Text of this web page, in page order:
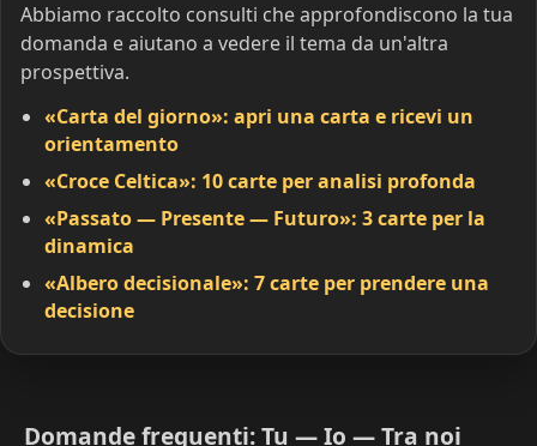
Abbiamo raccolto consulti che approfondiscono la tua
domanda e aiutano a vedere il tema da un'altra
prospettiva.
«Carta del giorno»: apri una carta e ricevi un
orientamento
«Croce Celtica»: 10 carte per analisi profonda
«Passato — Presente — Futuro»: 3 carte per la
dinamica
«Albero decisionale»: 7 carte per prendere una
decisione
Domande frequenti: Tu — Io — Tra noi